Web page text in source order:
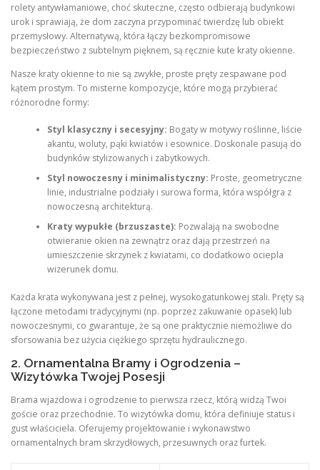
rolety antywłamaniowe, choć skuteczne, często odbierają budynkowi
urok i sprawiają, że dom zaczyna przypominać twierdzę lub obiekt
przemysłowy. Alternatywą, która łączy bezkompromisowe
bezpieczeństwo z subtelnym pięknem, są ręcznie kute kraty okienne.
Nasze kraty okienne to nie są zwykłe, proste pręty zespawane pod
kątem prostym. To misterne kompozycje, które mogą przybierać
różnorodne formy:
Styl klasyczny i secesyjny: Bogaty w motywy roślinne, liście
akantu, woluty, pąki kwiatów i esownice. Doskonale pasują do
budynków stylizowanych i zabytkowych.
Styl nowoczesny i minimalistyczny: Proste, geometryczne
linie, industrialne podziały i surowa forma, która współgra z
nowoczesną architekturą.
Kraty wypukłe (brzuszaste): Pozwalają na swobodne
otwieranie okien na zewnątrz oraz dają przestrzeń na
umieszczenie skrzynek z kwiatami, co dodatkowo ociepla
wizerunek domu.
Każda krata wykonywana jest z pełnej, wysokogatunkowej stali. Pręty są
łączone metodami tradycyjnymi (np. poprzez zakuwanie opasek) lub
nowoczesnymi, co gwarantuje, że są one praktycznie niemożliwe do
sforsowania bez użycia ciężkiego sprzętu hydraulicznego.
2. Ornamentalna Bramy i Ogrodzenia –
Wizytówka Twojej Posesji
Brama wjazdowa i ogrodzenie to pierwsza rzecz, którą widzą Twoi
goście oraz przechodnie. To wizytówka domu, która definiuje status i
gust właściciela. Oferujemy projektowanie i wykonawstwo
ornamentalnych bram skrzydłowych, przesuwnych oraz furtek.